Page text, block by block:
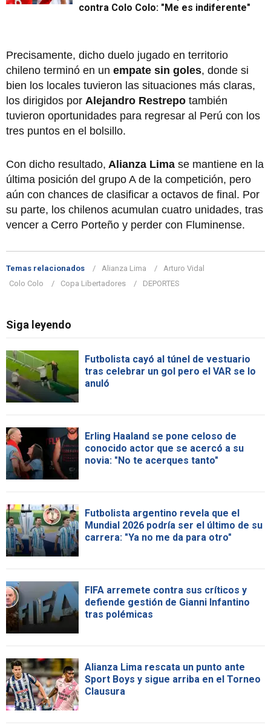
contra Colo Colo: "Me es indiferente"
Precisamente, dicho duelo jugado en territorio
chileno terminó en un empate sin goles, donde si
bien los locales tuvieron las situaciones más claras,
los dirigidos por Alejandro Restrepo también
tuvieron oportunidades para regresar al Perú con los
tres puntos en el bolsillo.
Con dicho resultado, Alianza Lima se mantiene en la
última posición del grupo A de la competición, pero
aún con chances de clasificar a octavos de final. Por
su parte, los chilenos acumulan cuatro unidades, tras
vencer a Cerro Porteño y perder con Fluminense.
Temas relacionados Alianza Lima
Arturo Vidal
Colo Colo
Copa Libertadores DEPORTES
Siga leyendo
Futbolista cayó al túnel de vestuario
tras celebrar un gol pero el VAR se lo
anuló
Erling Haaland se pone celoso de
conocido actor que se acercó a su
novia: "No te acerques tanto"
Futbolista argentino revela que el
Mundial 2026 podría ser el último de su
carrera: "Ya no me da para otro"
FIFA arremete contra sus críticos y
defiende gestión de Gianni Infantino
tras polémicas
Alianza Lima rescata un punto ante
Sport Boys y sigue arriba en el Torneo
Clausura